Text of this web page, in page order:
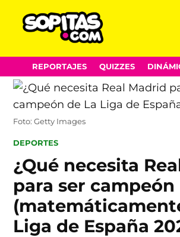
Skip
to
content
REPORTAJES QUIZZES
Foto: Getty Images
POSTED
DEPORTES
¿Qué necesita
para ser campeón
Liga de España